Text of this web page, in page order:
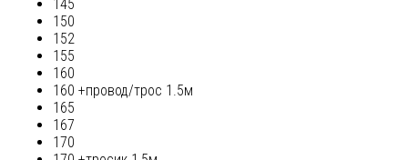
145
150
152
155
160
160 +провод/трос 1.5м
165
167
170